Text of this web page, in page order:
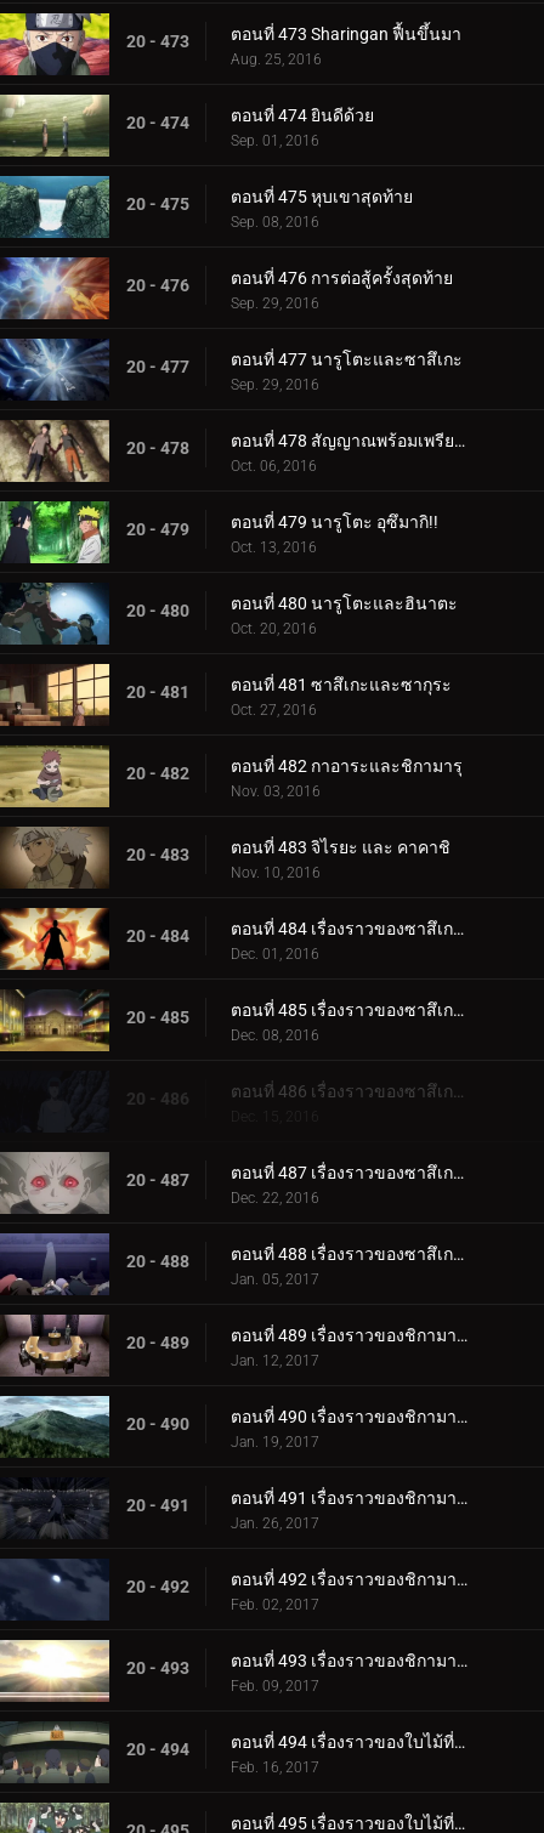
20 - 473 ตอนที่ 473 Sharingan ฟื้นขึ้นมา
Aug. 25, 2016
20 - 474 ตอนที่ 474 ยินดีด้วย
Sep. 01, 2016
20 - 475 ตอนที่ 475 หุบเขาสุดท้าย
Sep. 08, 2016
20 - 476 ตอนที่ 476 การต่อสู้ครั้งสุดท้าย
Sep. 29, 2016
20 - 477 ตอนที่ 477 นารูโตะและซาสึเกะ
Sep. 29, 2016
20 - 478 ตอนที่ 478 สัญญาณพร้อมเพรียงกัน
Oct. 06, 2016
20 - 479 ตอนที่ 479 นารูโตะ อุซึมากิ!!
Oct. 13, 2016
20 - 480 ตอนที่ 480 นารูโตะและฮินาตะ
Oct. 20, 2016
20 - 481 ตอนที่ 481 ซาสึเกะและซากุระ
Oct. 27, 2016
20 - 482 ตอนที่ 482 กาอาระและชิกามารุ
Nov. 03, 2016
20 - 483 ตอนที่ 483 จิไรยะ และ คาคาชิ
Nov. 10, 2016
20 - 484 ตอนที่ 484 เรื่องราวของซาสึเกะ ซันไรส์ ตอนที่ 1 มนุษย์ระเบิด
Dec. 01, 2016
20 - 485 ตอนที่ 485 เรื่องราวของซาสึเกะ พระอาทิตย์ขึ้น ตอนที่ 2: โคลอสเซียม
Dec. 08, 2016
20 - 486
Dec. 15, 2016
20 - 487 ตอนที่ 487 เรื่องราวของซาสึเกะ พระอาทิตย์ขึ้น ตอนที่ 4: เคตสึริวกัน
Dec. 22, 2016
20 - 488 ตอนที่ 488 เรื่องราวของซาสึเกะ พระอาทิตย์ขึ้น ตอนที่ 5: สิ่งสุดท้าย
Jan. 05, 2017
20 - 489 ตอนที่ 489 เรื่องราวของชิกามารุ เมฆล่องลอยในความมืดอันเงียบสงบ ตอนที่ 1: สถานการณ์
Jan. 12, 2017
20 - 490 ตอนที่ 490 เรื่องราวของชิกามารุ เมฆล่องลอยในความมืดอันเงียบสงบ ตอนที่ 2 เมฆดำ
Jan. 19, 2017
20 - 491 ตอนที่ 491 เรื่องราวของชิกามารุ เมฆล่องลอยไปในความมืดอันเงียบสงบ ตอนที่ 3: ความประมาท
Jan. 26, 2017
20 - 492 ตอนที่ 492 เรื่องราวของชิกามารุ เมฆล่องลอยในความมืดอันเงียบสงบ ตอนที่ 4: เมฆแห่งความสงสัย
Feb. 02, 2017
20 - 493 ตอนที่ 493 เรื่องราวของชิกามารุ เมฆล่องลอยในความมืดอันเงียบสงบ ตอนที่ 5 รุ่งอรุณ
Feb. 09, 2017
20 - 494 ตอนที่ 494 เรื่องราวของใบไม้ที่ซ่อนอยู่ วันที่สมบูรณ์แบบสำหรับงานแต่งงาน ตอนที่ 1 งานแต่งงานของนารูโตะ
Feb. 16, 2017
ตอนที่ 495 เรื่องราวของใบไม้ที่ซ่อนอยู่ วันที่สมบูรณ์แบบสำหรับงานแต่งงาน ตอนที่ 2: ของขวัญแต่งงานที่เต็มเปี่ยมไปด้วยพลัง